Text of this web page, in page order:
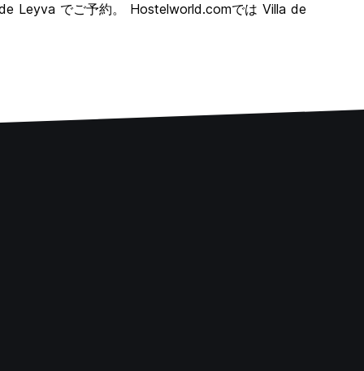
Leyva でご予約。 Hostelworld.comでは Villa de